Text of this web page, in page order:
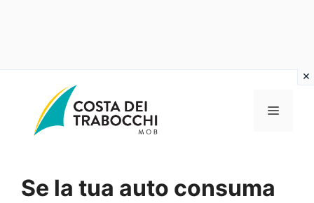
contenuto
MENU
Se la tua auto consuma